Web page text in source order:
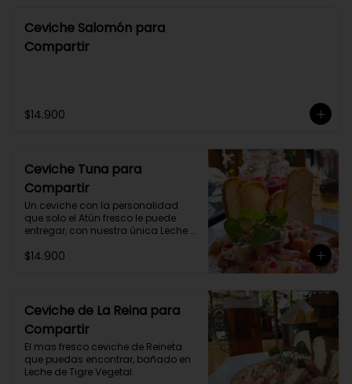
Ceviche Salomón para
Compartir
$14.900
Ceviche Tuna para
Compartir
Un ceviche con la personalidad
que solo el Atún fresco le puede
entregar, con nuestra única Leche
$14.900
Ceviche de La Reina para
Compartir
El mas fresco ceviche de Reineta
que puedas encontrar, bañado en
Leche de Tigre Vegetal.